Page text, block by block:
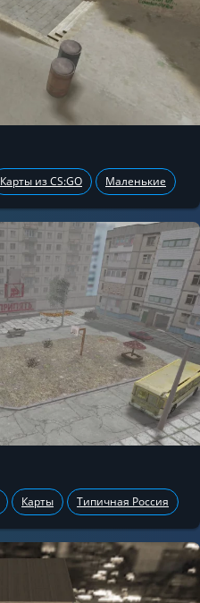
Карты из CS:GO Маленькие
Карты Типичная Россия